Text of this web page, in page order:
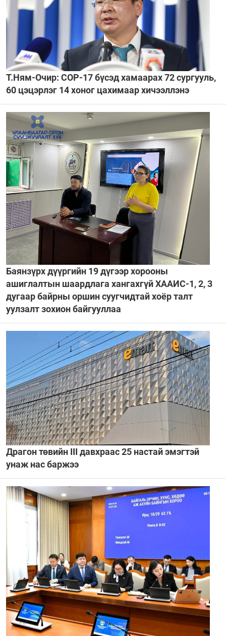
Т.Ням-Очир: CОР-17 бүсэд хамаарах 72 сургууль,
60 цэцэрлэг 14 хоног цахимаар хичээллэнэ
Баянзүрх дүүргийн 19 дүгээр хорооны
ашиглалтын шаардлага хангахгүй ХААИС-1, 2, 3
дугаар байрны оршин суугчидтай хоёр талт
уулзалт зохион байгууллаа
Драгон төвийн III давхраас 25 настай эмэгтэй
унаж нас баржээ